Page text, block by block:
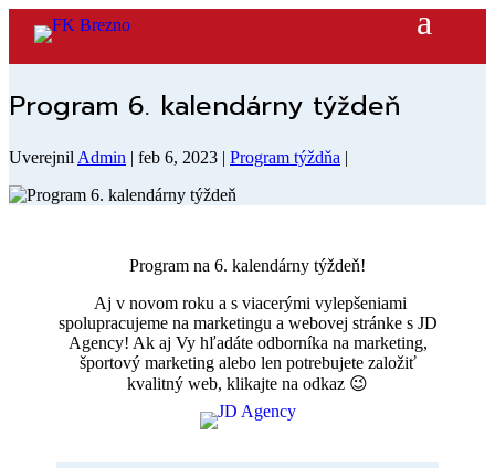
Program 6. kalendárny týždeň
Uverejnil Admin | feb 6, 2023 | Program týždňa |
Program na 6. kalendárny týždeň!
Aj v novom roku a s viacerými vylepšeniami
spolupracujeme na marketingu a webovej stránke s JD
Agency! Ak aj Vy hľadáte odborníka na marketing,
športový marketing alebo len potrebujete založiť
kvalitný web, klikajte na odkaz 😉